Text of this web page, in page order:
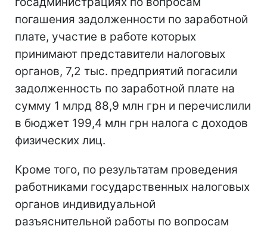
погашения задолженности по заработной
плате, участие в работе которых
принимают представители налоговых
органов, 7,2 тыс. предприятий погасили
задолженность по заработной плате на
сумму 1 млрд 88,9 млн грн и перечислили
в бюджет 199,4 млн грн налога с доходов
физических лиц.
Кроме того, по результатам проведения
работниками государственных налоговых
органов индивидуальной
разъяснительной работы по вопросам